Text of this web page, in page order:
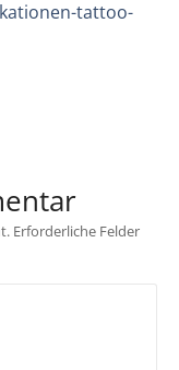
tattoo-
Erforderliche Felder